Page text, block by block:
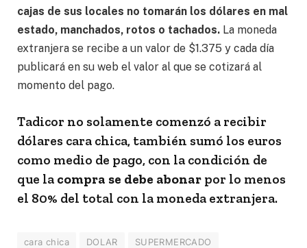
cajas de sus locales no tomarán los dólares en mal
estado, manchados, rotos o tachados. La moneda
extranjera se recibe a un valor de $1.375 y cada día
publicará en su web el valor al que se cotizará al
momento del pago.
Tadicor no solamente comenzó a recibir
dólares cara chica, también sumó los euros
como medio de pago, con la condición de
que la compra se debe abonar por lo menos
el 80% del total con la moneda extranjera.
cara chica DOLAR SUPERMERCADO